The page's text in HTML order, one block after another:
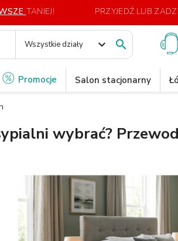
TANIEJ! PRZYJEDŹ LUB
Wszystkie działy expand_more 
Promocje Salon stacjonarny
wybrać?